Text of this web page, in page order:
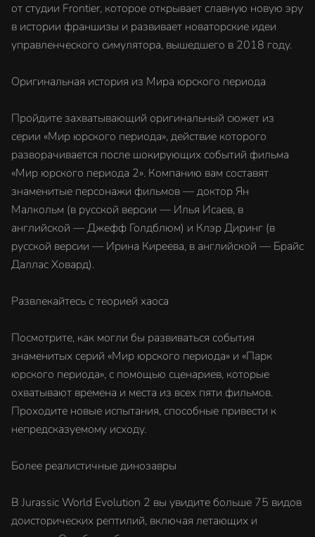
от студии Frontier, которое открывает славную новую эру
в истории франшизы и развивает новаторские идеи
управленческого симулятора, вышедшего в 2018 году.
Оригинальная история из Мира юрского периода
Пройдите захватывающий оригинальный сюжет из
серии «Мир юрского периода», действие которого
разворачивается после шокирующих событий фильма
«Мир юрского периода 2». Компанию вам составят
знаменитые персонажи фильмов — доктор Ян
Малкольм (в русской версии — Илья Исаев, в
английской — Джефф Голдблюм) и Клэр Диринг (в
русской версии — Ирина Киреева, в английской — Брайс
Даллас Ховард).
Развлекайтесь с теорией хаоса
Посмотрите, как могли бы развиваться события
знаменитых серий «Мир юрского периода» и «Парк
юрского периода», с помощью сценариев, которые
охватывают времена и места из всех пяти фильмов.
Проходите новые испытания, способные привести к
непредсказуемому исходу.
Более реалистичные динозавры
В Jurassic World Evolution 2 вы увидите больше 75 видов
доисторических рептилий, включая летающих и